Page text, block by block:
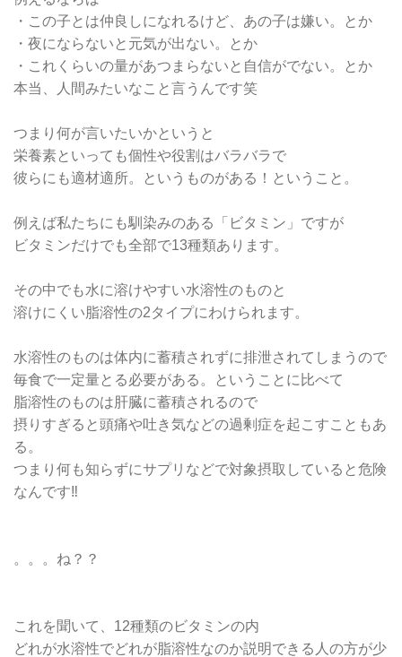
・この子とは仲良しになれるけど、あの子は嫌い。とか
・夜にならないと元気が出ない。とか
・これくらいの量があつまらないと自信がでない。とか
本当、人間みたいなこと言うんです笑
つまり何が言いたいかというと
栄養素といっても個性や役割はバラバラで
彼らにも適材適所。というものがある！ということ。
例えば私たちにも馴染みのある「ビタミン」ですが
ビタミンだけでも全部で13種類あります。
その中でも水に溶けやすい水溶性のものと
溶けにくい脂溶性の2タイプにわけられます。
水溶性のものは体内に蓄積されずに排泄されてしまうので
毎食で一定量とる必要がある。ということに比べて
脂溶性のものは肝臓に蓄積されるので
摂りすぎると頭痛や吐き気などの過剰症を起こすこともあ
る。
つまり何も知らずにサプリなどで対象摂取していると危険
なんです‼︎
。。。ね？？
これを聞いて、12種類のビタミンの内
どれが水溶性でどれが脂溶性なのか説明できる人の方が少